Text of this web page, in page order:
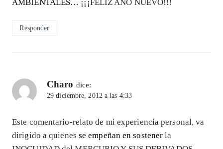
AMBIENTALES… ¡¡¡FELIZ AÑO NUEVO!!!
Responder
Charo dice:
29 diciembre, 2012 a las 4:33
Este comentario-relato de mi experiencia personal, va
dirigido a quienes se empeñan en sostener la